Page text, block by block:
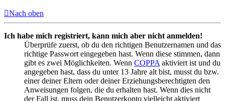
Nach oben
Ich habe mich registriert, kann mich aber nicht anmelden!
Überprüfe zuerst, ob du den richtigen Benutzernamen und das
richtige Passwort eingegeben hast. Wenn diese stimmen, dann
gibt es zwei Möglichkeiten. Wenn COPPA aktiviert ist und du
angegeben hast, dass du unter 13 Jahre alt bist, musst du bzw.
einer deiner Eltern oder deiner Erziehungsberechtigten den
Anweisungen folgen, die du erhalten hast. Wenn dies nicht
der Fall ist, muss dein Benutzerkonto vielleicht aktiviert